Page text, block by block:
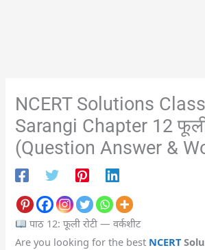
NCERT Solutions
Sarangi Chapter 12 फूली
(Question Answer &
पाठ 12: फूली रोटी — वर्कशीट
Are you looking for the best NCERT